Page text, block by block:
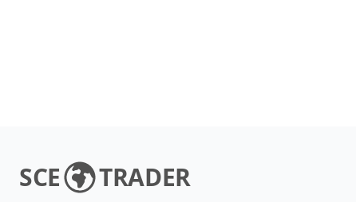
SCE TRADER